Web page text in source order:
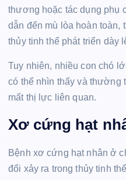
thương hoặc tác dụng phụ
dẫn đến mù lòa hoàn toàn,
thủy tinh thể phát triển dày
Tuy nhiên, nhiều con chó
có thể nhìn thấy và thường
mất thị lực liên quan.
Xơ cứng hạt
Bệnh xơ cứng hạt nhân ở
đổi xảy ra trong thủy tinh